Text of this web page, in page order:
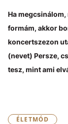
Ha
formám, akkor
koncertszezon
(nevet) Persze,
tesz, mint ami
ÉLETMÓD